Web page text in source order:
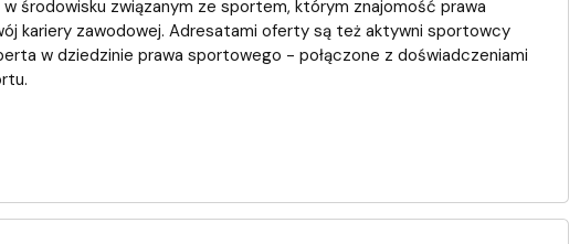
środowisku związanym ze sportem, którym znajomość prawa
kariery zawodowej. Adresatami oferty są też aktywni sportowcy
w dziedzinie prawa sportowego - połączone z doświadczeniami